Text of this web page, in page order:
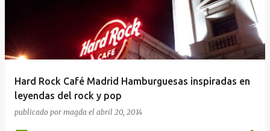
Hard Rock Café Madrid Hamburguesas inspiradas en
leyendas del rock y pop
publicado por magda el abril 20, 2014